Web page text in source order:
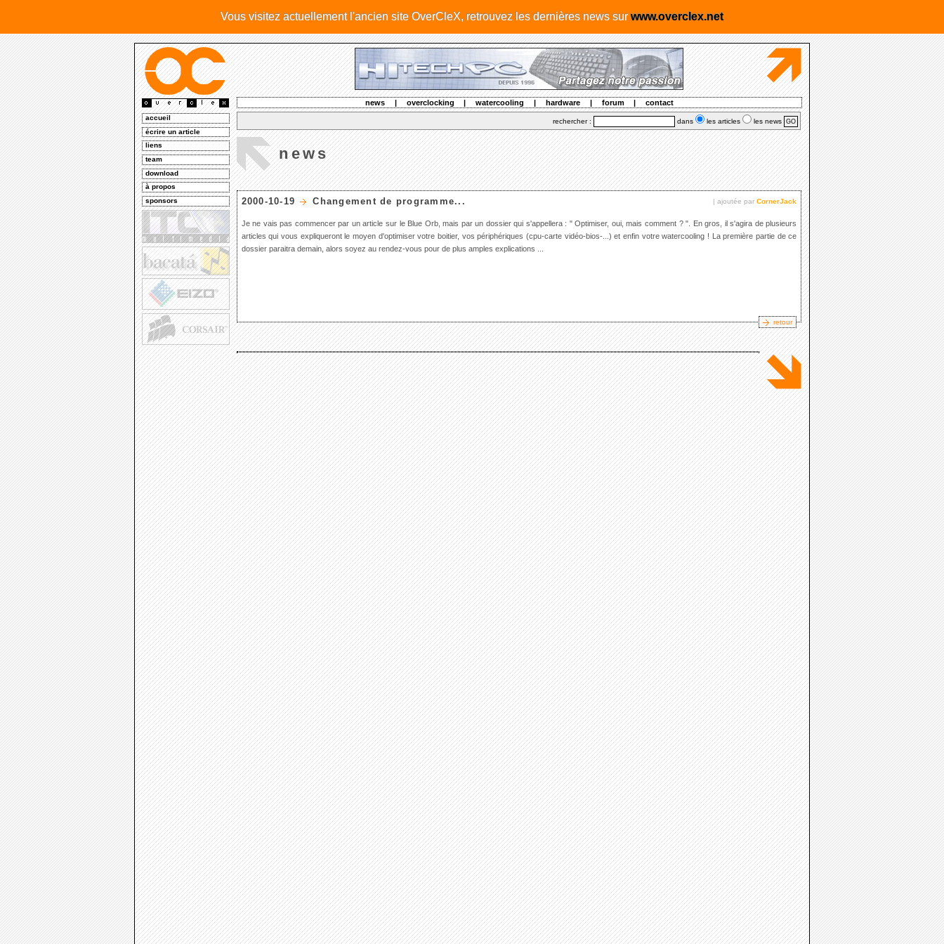
Vous visitez actuellement l'ancien site OverCleX, retrouvez les dernières news surwww.overclex.net
accueil
écrire un article
liens
team
download
à propos
sponsors
news | overclocking |watercooling | hardware| forum|contact
rechercher : dans les articles les news
news
| ajoutée parCornerJack
2000-10-19 Changement de programme...
Je ne vais pas commencer par un article sur le Blue Orb, mais par un dossier qui s'appellera : " Optimiser, oui, mais comment ? ". En gros, il s'agira de plusieurs
articles qui vous expliqueront le moyen d'optimiser votre boitier, vos périphériques (cpu-carte vidéo-bios-...) et enfin votre watercooling ! La première partie de ce
dossier paraitra demain, alors soyez au rendez-vous pour de plus amples explications ...
retour